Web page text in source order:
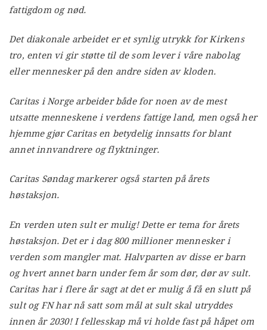
fattigdom og nød.
Det diakonale arbeidet er et synlig utrykk for Kirkens
tro, enten vi gir støtte til de som lever i våre nabolag
eller mennesker på den andre siden av kloden.
Caritas i Norge arbeider både for noen av de mest
utsatte menneskene i verdens fattige land, men også her
hjemme gjør Caritas en betydelig innsatts for blant
annet innvandrere og flyktninger.
Caritas Søndag markerer også starten på årets
høstaksjon.
En verden uten sult er mulig! Dette er tema for årets
høstaksjon. Det er i dag 800 millioner mennesker i
verden som mangler mat. Halvparten av disse er barn
og hvert annet barn under fem år som dør, dør av sult.
Caritas har i flere år sagt at det er mulig å få en slutt på
sult og FN har nå satt som mål at sult skal utryddes
innen år 2030! I fellesskap må vi holde fast på håpet om